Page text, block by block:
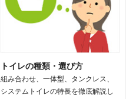
トイレの種類・選び方
組み合わせ、一体型、タンクレス、
システムトイレの特長を徹底解説し